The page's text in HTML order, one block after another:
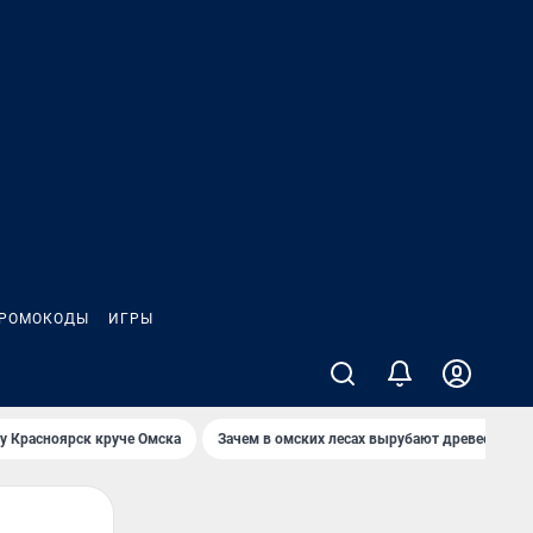
ИГРЫ
Красноярск круче Омска Зачем в омских лесах вырубают древесину